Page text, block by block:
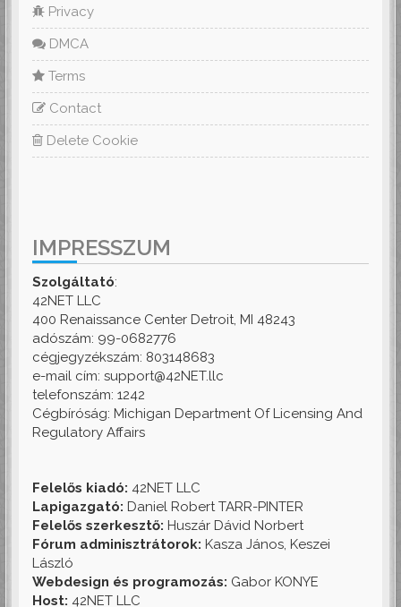
Privacy
DMCA
Terms
Contact
Delete Cookie
IMPRESSZUM
Szolgáltató:
42NET LLC
400 Renaissance Center Detroit, MI 48243
adószám: 99-0682776
cégjegyzékszám: 803148683
e-mail cím: support@42NET.llc
telefonszám: 1242
Cégbíróság: Michigan Department Of Licensing And
Regulatory Affairs
Felelős kiadó: 42NET LLC
Lapigazgató: Daniel Robert TARR-PINTER
Felelős szerkesztő: Huszár Dávid Norbert
Fórum adminisztrátorok: Kasza János, Keszei
László
Webdesign és programozás: Gabor KONYE
Host: 42NET LLC